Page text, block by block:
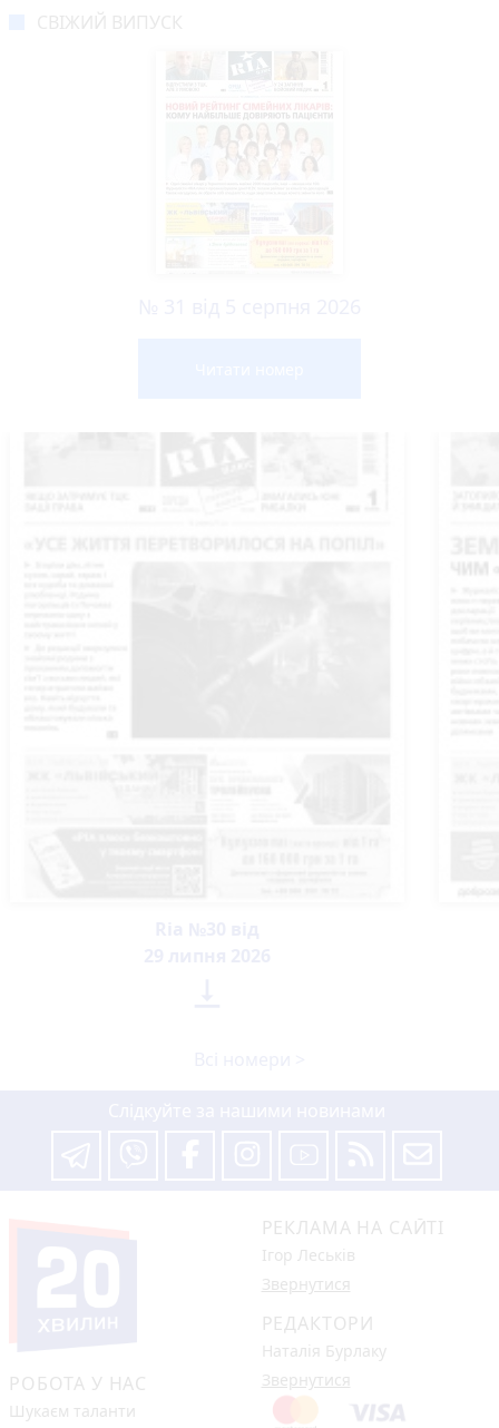
РОБОТА У НАС
Шукаєм таланти
РЕКЛАМА НА САЙТІ
Ігор Леськів
Звернутися
РЕДАКТОРИ
Наталія Бурлаку
Звернутися